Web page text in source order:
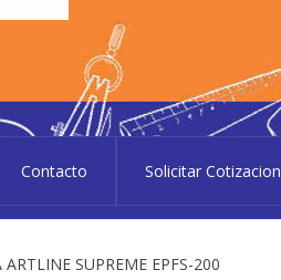
Contacto Solicitar Cotizacion
ARTLINE SUPREME EPFS-200